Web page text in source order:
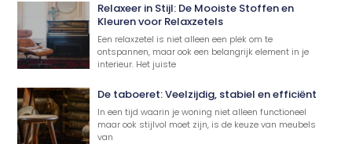
Relaxeer in Stijl: De Mooiste Stoffen en
Kleuren voor Relaxzetels
Een relaxzetel is niet alleen een plek om te
ontspannen, maar ook een belangrijk element in je
interieur. Het juiste
De taboeret: Veelzijdig, stabiel en efficiënt
In een tijd waarin je woning niet alleen functioneel
maar ook stijlvol moet zijn, is de keuze van meubels
van